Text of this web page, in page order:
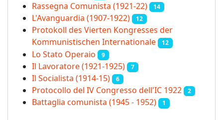
Rassegna Comunista (1921‑22) 14
L'Avanguardia (1907-1922) 12
Protokoll des Vierten Kongresses der
Kommunistischen Internationale
12
Lo Stato Operaio 9
Il Lavoratore (1921-1925) 7
Il Socialista (1914‑15) 6
Protocollo del IV Congresso dell'IC 1922 2
Battaglia comunista (1945 - 1952) 1